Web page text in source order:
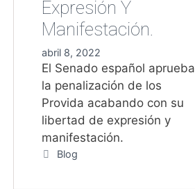
Expresión Y
Manifestación.
abril 8, 2022
El Senado español aprueba
la penalización de los
Provida acabando con su
libertad de expresión y
manifestación.
Categorías
Blog